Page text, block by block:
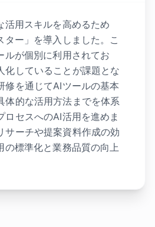
活用スキルを高めるため
ター」を導入しました。こ
ルが個別に利用されてお
化していることが課題とな
修を通じてAIツールの基本
体的な活用方法までを体系
ロセスへのAI活用を進めま
サーチや提案資料作成の効
の標準化と業務品質の向上